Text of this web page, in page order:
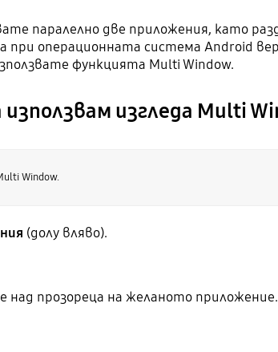
паралелно две приложения, като
при операционната система Android
функцията Multi Window.
изгледа Multi
Window.
(долу вляво).
прозореца на желаното приложение.